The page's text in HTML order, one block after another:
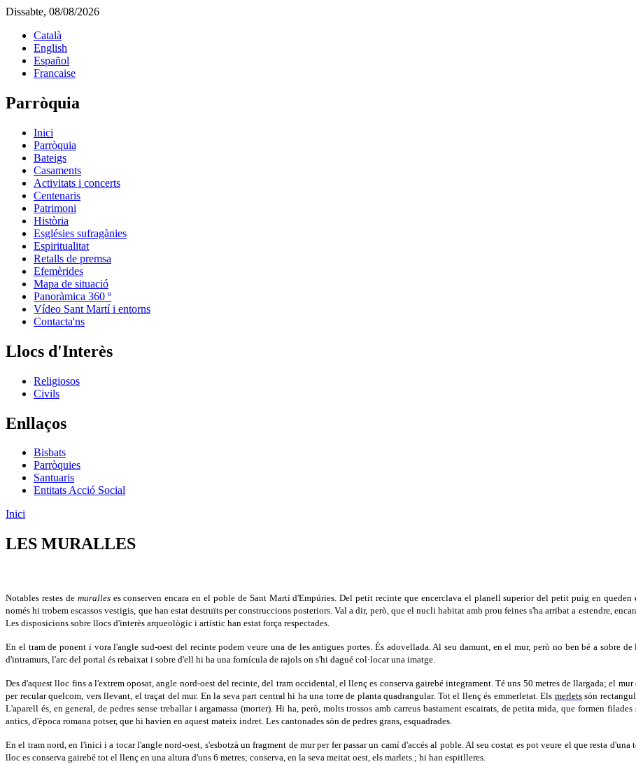
Dissabte, 08/08/2026
Català
English
Español
Francaise
Parròquia
Inici
Parròquia
Bateigs
Casaments
Activitats i concerts
Centenaris
Patrimoni
Història
Esglésies sufragànies
Espiritualitat
Retalls de premsa
Efemèrides
Mapa de situació
Panoràmica 360 º
Vídeo Sant Martí i entorns
Contacta'ns
Llocs d'Interès
Religiosos
Civils
Enllaços
Bisbats
Parròquies
Santuaris
Entitats Acció Social
Inici
LES MURALLES
Notables restes de muralleses conserven encara en el poble de Sant Martí d'Empúries. Del petit recinte que encerclava el planell superior del petit puig en queden
només hi trobem escassos vestigis, que han estat destruïts per construccions posteriors. Val a dir, però, que el nucli habitat amb prou feines s'ha arribat a estendre,
Les disposicions sobre llocs d'interès arqueològic i artístic han estat força respectades.
En el tram de ponent i vora l'angle sud-oest del recinte podem veure una de les antigues portes. És adovellada. Al seu damunt, en el mur, però no ben bé a sobre
d'intramurs, l'arc del portal és rebaixat i sobre d'ell hi ha una fornícula de rajols on s'hi dagué col·locar una imatge.
Des d'aquest lloc fins a l'extrem oposat, angle nord-oest del recinte, del tram occidental, el llenç es conserva gairebé integrament. Té uns 50 metres de llargada; el
per recular quelcom, vers llevant, el traçat del mur. En la seva part central hi ha una torre de planta quadrangular. Tot el llenç és emmerletat. Els merletssón
L'aparell és, en general, de pedres sense treballar i argamassa (morter). Hi ha, però, molts trossos amb carreus bastament escairats, de petita mida, que formen
antics, d'època romana potser, que hi havien en aquest mateix indret. Les cantonades són de pedres grans, esquadrades.
En el tram nord, en l'inici i a tocar l'angle nord-oest, s'esbotzà un fragment de mur per fer passar un camí d'accés al poble. Al seu costat es pot veure el que resta
lloc es conserva gairebé tot el llenç en una altura d'uns 6 metres; conserva, en la seva meitat oest, els marlets.; hi han espitlleres.